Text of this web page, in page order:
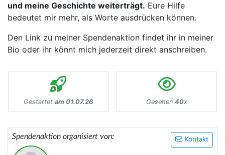
und meine Geschichte weiterträgt. Eure Hilfe
bedeutet mir mehr, als Worte ausdrücken können.
Den Link zu meiner Spendenaktion findet ihr in meiner
Bio oder ihr könnt mich jederzeit direkt anschreiben.
Gestartet am 01.07.26 Gesehen 40x
Kontakt
Spendenaktion organisiert von: